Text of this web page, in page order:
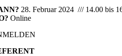
28. Februar 2024 /// 14.00 bis
Online